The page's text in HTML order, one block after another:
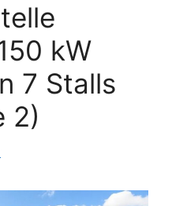
kW
7 Stalls
2)